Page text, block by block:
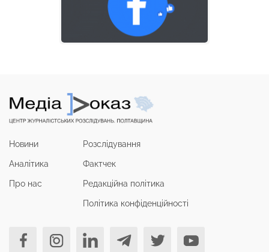
Новини
Аналітика
Про нас
Розслідування
Фактчек
Редакційна політика
Політика конфіденційності